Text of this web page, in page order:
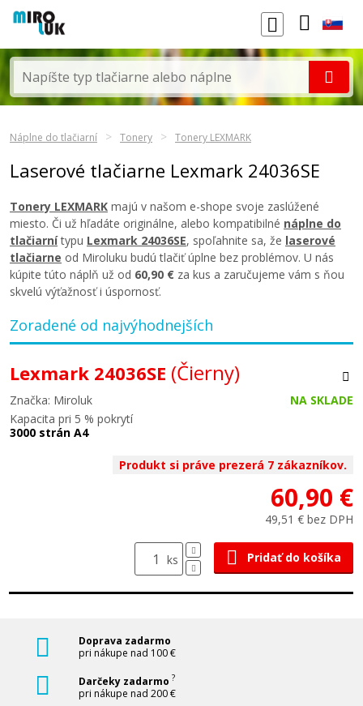
Náplne do tlačiarní Tonery Tonery LEXMARK
Laserové tlačiarne Lexmark 24036SE
Tonery LEXMARK majú v našom e-shope svoje zaslúžené
miesto. Či už hľadáte originálne, alebo kompatibilné náplne do
tlačiarnítypu Lexmark 24036SE, spoľahnite sa, že laserové
tlačiarne od Miroluku budú tlačiť úplne bez problémov. U nás
kúpite túto náplň už od 60,90 € za kus a zaručujeme vám s ňou
skvelú výťažnosť i úspornosť.
Zoradené od najvýhodnejších
Lexmark 24036SE (Čierny)
Značka: Miroluk
NA SKLADE
Kapacita pri 5 % pokrytí
3000 strán A4
Produkt si práve prezerá 7 zákazníkov.
60,90 €
49,51 € bez DPH
ks Pridať do košíka
Doprava zadarmo
pri nákupe nad 100 €
Darčeky zadarmo ?
pri nákupe nad 200 €